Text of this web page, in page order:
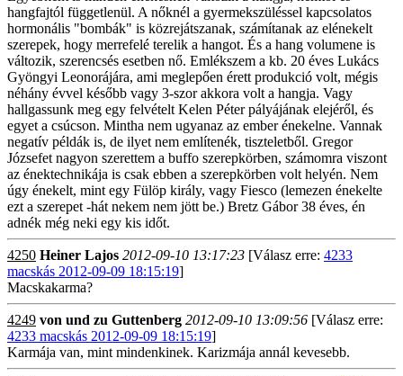
hangfajtól függetlenül. A nőknél a gyermekszüléssel kapcsolatos
hormonális "bombák" is közrejátszanak, számítanak az elénekelt
szerepek, hogy merrefelé terelik a hangot. És a hang volumene is
változik, szerencsés esetben nő. Emlékszem a kb. 20 éves Lukács
Gyöngyi Leonorájára, ami meglepően érett produkció volt, mégis
néhány évvel később vagy 3-szor akkora volt a hangja. Vagy
hallgassunk meg egy felvételt Kelen Péter pályájának elejéről, és
egyet a csúcson. Mintha nem ugyanaz az ember énekelne. Vannak
negatív példák is, de ilyet nem említenék, tiszteletből. Gregor
Józsefet nagyon szerettem a buffo szerepkörben, számomra viszont
az énektechnikája is csak ebben a szerepkörben volt helyén. Nem
úgy énekelt, mint egy Fülöp király, vagy Fiesco (lemezen énekelte
ezt a szerepet -hát nekem nem jött be.) Bretz Gábor 38 éves, én
adnék még neki egy kis időt.
4250 Heiner Lajos 2012-09-10 13:17:23 [Válasz erre: 4233
macskás 2012-09-09 18:15:19]
Macskakarma?
4249 von und zu Guttenberg 2012-09-10 13:09:56 [Válasz erre:
4233 macskás 2012-09-09 18:15:19]
Karmája van, mint mindenkinek. Karizmája annál kevesebb.